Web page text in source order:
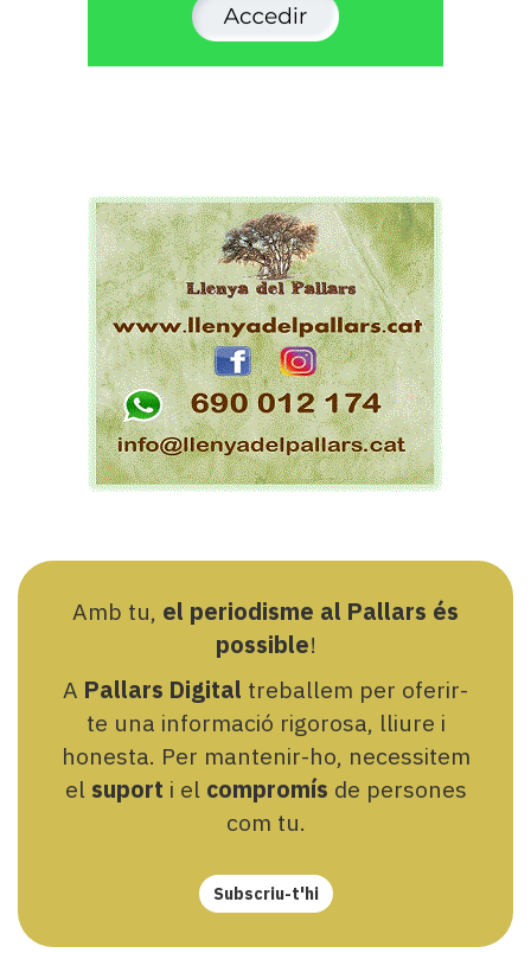
Amb tu, el periodisme al Pallars és
possible!
A Pallars Digital treballem per oferir-
te una informació rigorosa, lliure i
honesta. Per mantenir-ho, necessitem
el suport i el compromís de persones
com tu.
Subscriu-t'hi